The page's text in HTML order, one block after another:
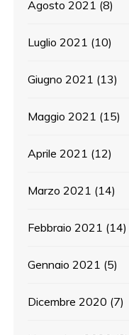
Agosto 2021 (8)
Luglio 2021 (10)
Giugno 2021 (13)
Maggio 2021 (15)
Aprile 2021 (12)
Marzo 2021 (14)
Febbraio 2021 (14)
Gennaio 2021 (5)
Dicembre 2020 (7)